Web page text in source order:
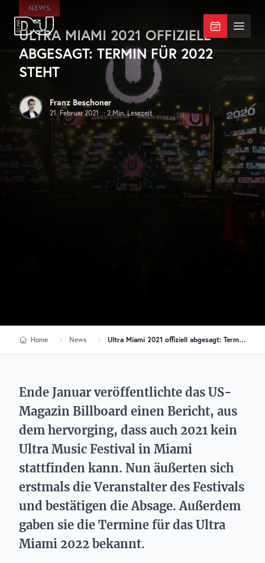
Zum Hauptinhalt springen
DJ Mag Germany Menü
NEWS
ULTRA MIAMI 2021 OFFIZIELL
ABGESAGT: TERMIN FÜR 2022
STEHT
Franz Beschoner
21. Februar 2021 · 2Min. Lesezeit
Home News Ultra Miami 2021 offiziell abgesagt: Termin für 2022 steht
Ende Januar veröffentlichte das US-
Magazin Billboard einen Bericht, aus
dem hervorging, dass auch 2021 kein
Ultra Music Festival in Miami
stattfinden kann. Nun äußerten sich
erstmals die Veranstalter des Festivals
und bestätigen die Absage. Außerdem
gaben sie die Termine für das Ultra
Miami 2022 bekannt.